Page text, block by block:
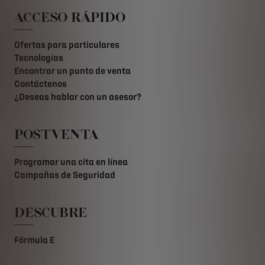
ACCESO RÁPIDO
Ofertas para particulares
Tecnologías
Encontrar un punto de venta
Contáctenos
¿Deseas hablar con un asesor?
POSTVENTA
Programar una cita en línea
Campañas de Seguridad
DESCUBRE
Fórmula E